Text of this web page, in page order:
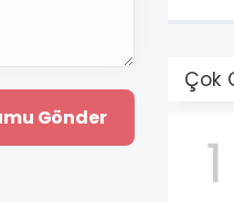
Çok
1